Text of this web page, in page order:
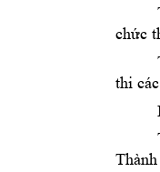
chức
thi